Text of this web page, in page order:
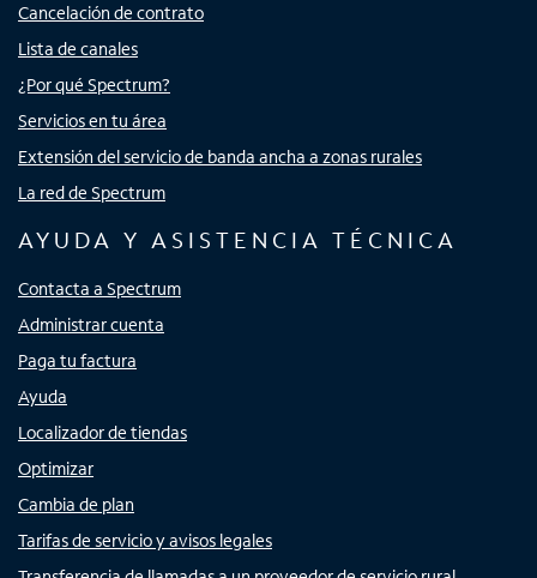
Cancelación de contrato
Lista de canales
¿Por qué Spectrum?
Servicios en tu área
Extensión del servicio de banda ancha a zonas rurales
La red de Spectrum
AYUDA Y ASISTENCIA TÉCNICA
Contacta a Spectrum
Administrar cuenta
Paga tu factura
Ayuda
Localizador de tiendas
Optimizar
Cambia de plan
Tarifas de servicio y avisos legales